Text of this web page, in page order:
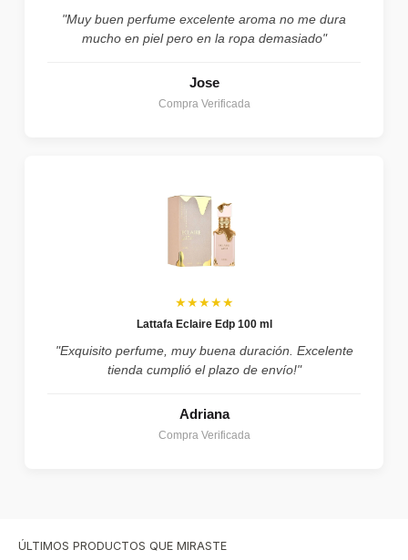
"Muy buen perfume excelente aroma no me dura
mucho en piel pero en la ropa demasiado"
Jose
Compra Verificada
★★★★★
Lattafa Eclaire Edp 100 ml
"Exquisito perfume, muy buena duración. Excelente
tienda cumplió el plazo de envío!"
Adriana
Compra Verificada
ÚLTIMOS PRODUCTOS QUE MIRASTE